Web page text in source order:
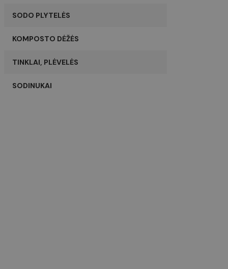
SODO PLYTELĖS
KOMPOSTO DĖŽĖS
TINKLAI, PLĖVELĖS
SODINUKAI